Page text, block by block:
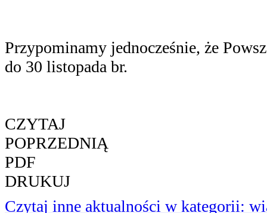
Przypominamy jednocześnie, że
do 30 listopada br.
CZYTAJ
POPRZEDNIĄ
PDF
DRUKUJ
Czytaj inne aktualności w kategorii: